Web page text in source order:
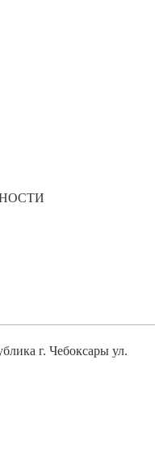
г. Чебоксары ул.